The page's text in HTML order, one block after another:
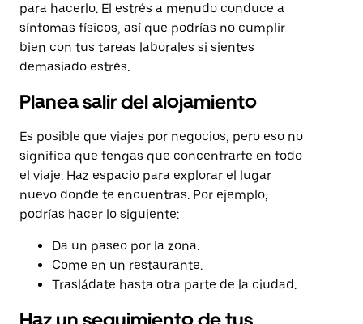
para hacerlo. El estrés a menudo conduce a
síntomas físicos, así que podrías no cumplir
bien con tus tareas laborales si sientes
demasiado estrés.
Planea salir del alojamiento
Es posible que viajes por negocios, pero eso no
significa que tengas que concentrarte en todo
el viaje. Haz espacio para explorar el lugar
nuevo donde te encuentras. Por ejemplo,
podrías hacer lo siguiente:
Da un paseo por la zona.
Come en un restaurante.
Trasládate hasta otra parte de la ciudad.